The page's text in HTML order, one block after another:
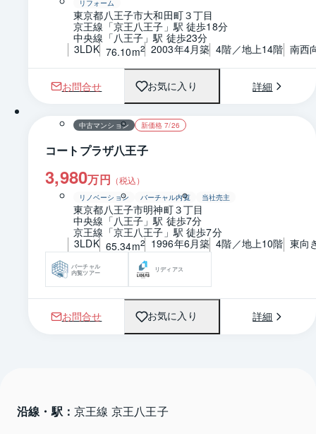
リフォーム
東京都八王子市大和田町３丁目
京王線「京王八王子」駅 徒歩18分
中央線「八王子」駅 徒歩23分
3LDK 76.10m2 2003年4月築 4階／地上14階 南西
お問合せ お気に入り 詳細
1 / 0 間取り
中古マンション 新価格 7/26
コートプラザ八王子
3,980万円 （税込）
リノベーション バーチャル内覧 当社売主
東京都八王子市明神町３丁目
中央線「八王子」駅 徒歩7分
京王線「京王八王子」駅 徒歩7分
3LDK 65.34m2 1996年6月築 4階／地上10階 東向
バーチャル
内覧ツアー
リディアス
お問合せ お気に入り 詳細
沿線・駅： 京王線 京王八王子